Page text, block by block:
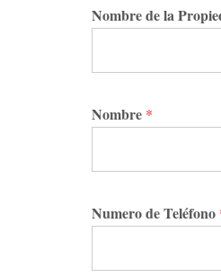
Nombre de la
Nombre *
Numero de Teléfono